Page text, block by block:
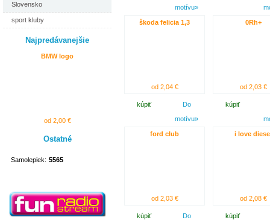
Slovensko
sport kluby
Najpredávanejšie
BMW logo
od 2,00 €
Ostatné
Samolepiek: 5565
motívu»
škoda felicia 1,3
od 2,04 €
kúpiť
Do
motívu»
0Rh+
od 2,03 €
kúpiť
ford club
od 2,03 €
kúpiť
Do
i love
od 2,08 €
kúpiť